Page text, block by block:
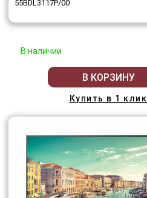
55BDL3117P/00
В наличии
В КОРЗИНУ
Купить в 1 клик